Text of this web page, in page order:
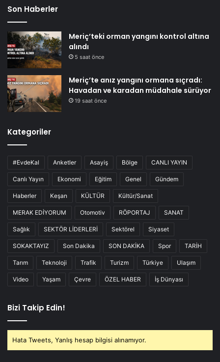
Son Haberler
Meriç’teki orman yangını kontrol altına
alındı
5 saat önce
Meriç’te anız yangını ormana sıçradı:
Havadan ve karadan müdahale sürüyor
19 saat önce
Kategoriler
#EvdeKal Anketler Asayiş Bölge CANLI YAYIN
Canlı Yayın Ekonomi Eğitim Genel Gündem
Haberler Keşan KÜLTÜR Kültür/Sanat
MERAK EDİYORUM Otomotiv RÖPORTAJ SANAT
Sağlık SEKTÖR LİDERLERİ Sektörel Siyaset
SOKAKTAYIZ Son Dakika SON DAKİKA Spor TARİH
Tarım Teknoloji Trafik Turizm Türkiye Ulaşım
Video Yaşam Çevre ÖZEL HABER İş Dünyası
Bizi Takip Edin!
Hata Tweets, Yanlış hesap bilgisi alınamıyor.